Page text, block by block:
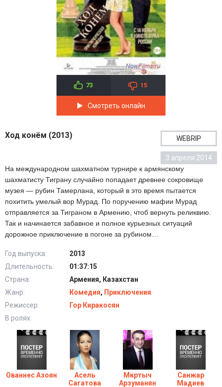
73 15
Смотреть онлайн
Ход конём (2013) WEBRIP
3 апреля 2014
На международном шахматном турнире к армянскому
шахматисту Тиграну случайно попадает древнее сокровище
музея — рубин Тамерлана, который в это время пытается
похитить умелый вор Мурад. По поручению мафии Мурад
отправляется за Тиграном в Армению, чтоб вернуть реликвию.
Так и начинается забавное и полное курьезных ситуаций
дорожное приключение в погоне за рубином…
Год выпуска:
2013
Длительность:
01:37:15
Страна:
Армения, Казахстан
Жанр:
Комедия, Приключения
Режиссер:
Гор Киракосян
В ролях:
Ованнес Азоян
Асель
Сагатова
Мкртыч
Арзуманян
Санжар
Мадиев